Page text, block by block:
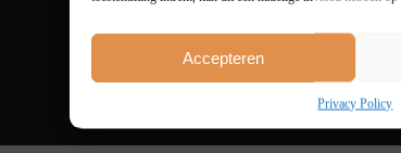
Accepteren
Privacy Policy
4 STUKS